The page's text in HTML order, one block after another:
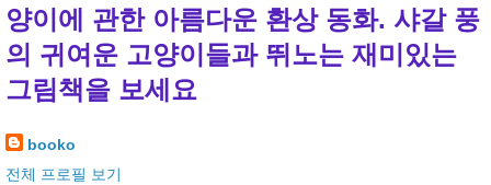
양이에 관한 아름다운 환상 동화. 샤갈 풍
의 귀여운 고양이들과 뛰노는 재미있는
그림책을 보세요
booko
전체 프로필 보기